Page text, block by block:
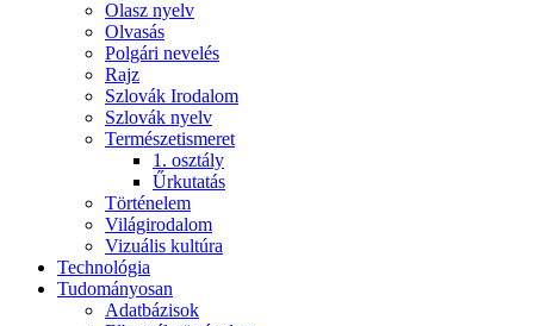
Olasz nyelv
Olvasás
Polgári nevelés
Rajz
Szlovák Irodalom
Szlovák nyelv
Természetismeret
1. osztály
Űrkutatás
Történelem
Világirodalom
Vizuális kultúra
Technológia
Tudományosan
Adatbázisok